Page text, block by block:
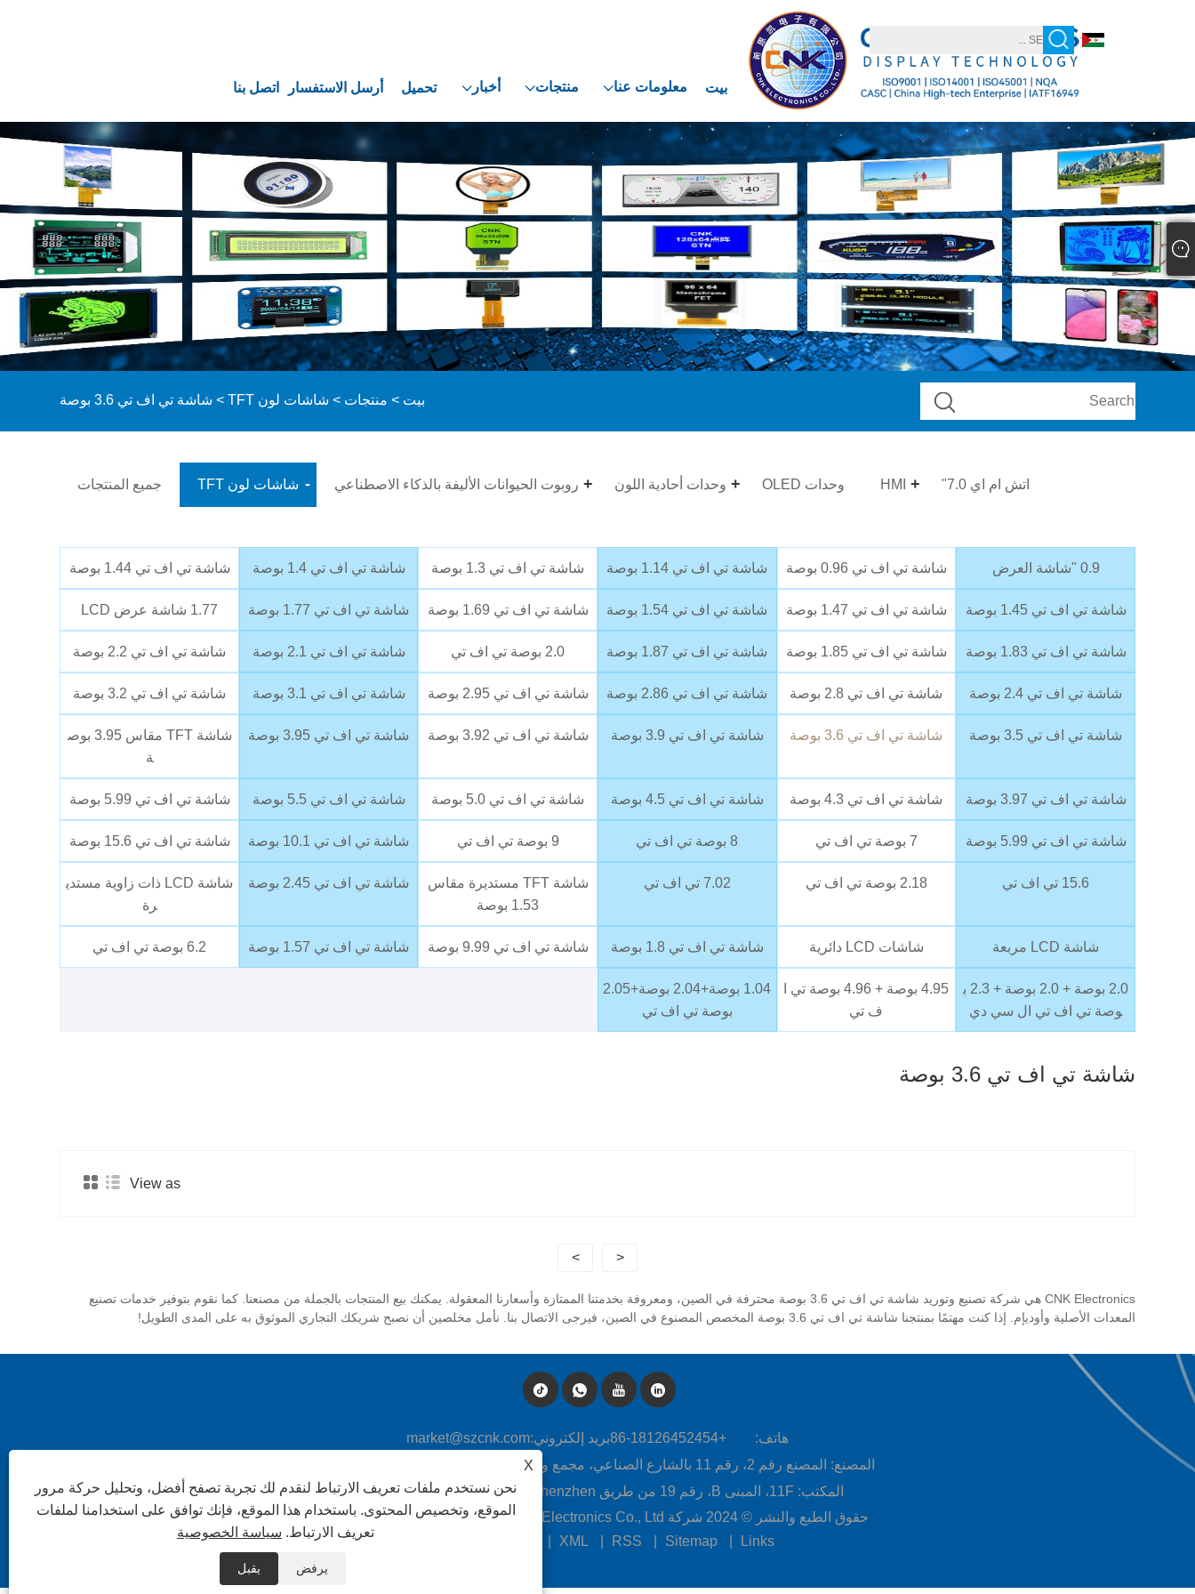
بيت معلومات عنا منتجات أخبار تحميل أرسل الاستفسار اتصل بنا
بيت > منتجات > شاشات لون TFT > شاشة تي اف تي 3.6 بوصة
جميع المنتجات شاشات لون TFT روبوت الحيوانات الأليفة بالذكاء الاصطناعي وحدات أحادية اللون وحدات OLED HMI اتش ام اي 7.0"
0.9 "شاشة العرض شاشة تي اف تي 0.96 بوصة شاشة تي اف تي 1.14 بوصة شاشة تي اف تي 1.3 بوصة شاشة تي اف تي 1.4 بوصة شاشة تي اف تي 1.44 بوصة
شاشة تي اف تي 1.45 بوصة شاشة تي اف تي 1.47 بوصة شاشة تي اف تي 1.54 بوصة شاشة تي اف تي 1.69 بوصة شاشة تي اف تي 1.77 بوصة 1.77 شاشة عرض LCD
شاشة تي اف تي 1.83 بوصة شاشة تي اف تي 1.85 بوصة شاشة تي اف تي 1.87 بوصة 2.0 بوصة تي اف تي شاشة تي اف تي 2.1 بوصة شاشة تي اف تي 2.2 بوصة
شاشة تي اف تي 2.4 بوصة شاشة تي اف تي 2.8 بوصة شاشة تي اف تي 2.86 بوصة شاشة تي اف تي 2.95 بوصة شاشة تي اف تي 3.1 بوصة شاشة تي اف تي 3.2 بوصة
شاشة تي اف تي 3.5 بوصة شاشة تي اف تي 3.6 بوصة شاشة تي اف تي 3.9 بوصة شاشة تي اف تي 3.92 بوصة شاشة تي اف تي 3.95 بوصة
شاشة TFT مقاس 3.95 بوص
ة
شاشة تي اف تي 3.97 بوصة شاشة تي اف تي 4.3 بوصة شاشة تي اف تي 4.5 بوصة شاشة تي اف تي 5.0 بوصة شاشة تي اف تي 5.5 بوصة شاشة تي اف تي 5.99 بوصة
شاشة تي اف تي 5.99 بوصة 7 بوصة تي اف تي 8 بوصة تي اف تي 9 بوصة تي اف تي شاشة تي اف تي 10.1 بوصة شاشة تي اف تي 15.6 بوصة
15.6 تي اف تي 2.18 بوصة تي اف تي 7.02 تي اف تي
شاشة TFT مستديرة مقاس
1.53 بوصة
شاشة تي اف تي 2.45 بوصة
شاشة LCD ذات زاوية مستدي
رة
شاشة LCD مربعة شاشات LCD دائرية شاشة تي اف تي 1.8 بوصة شاشة تي اف تي 9.99 بوصة شاشة تي اف تي 1.57 بوصة 6.2 بوصة تي اف تي
2.0 بوصة + 2.0 بوصة + 2.3 ب
وصة تي اف تي ال سي دي
4.95 بوصة + 4.96 بوصة تي ا
ف تي
1.04 بوصة+2.04 بوصة+2.05
بوصة تي اف تي
شاشة تي اف تي 3.6 بوصة
View as
<
>
CNK Electronics هي شركة تصنيع وتوريد شاشة تي اف تي 3.6 بوصة محترفة في الصين، ومعروفة بخدمتنا الممتازة وأسعارنا المعقولة. يمكنك بيع المنتجات بالجملة من مصنعنا. كما نقوم بتوفير خدمات تصنيع
المعدات الأصلية وأوديإم. إذا كنت مهتمًا بمنتجنا شاشة تي اف تي 3.6 بوصة المخصص المصنوع في الصين، فيرجى الاتصال بنا. نأمل مخلصين أن نصبح شريكك التجاري الموثوق به على المدى الطويل!
هاتف: +86-18126452454 بريد إلكتروني:market@szcnk.com
المصنع: المصنع رقم 2، رقم 11 بالشارع الصناعي، مجمع ووبينغ الصناعي، لونغيان فوجيان، الصين
المكتب: 11F، المبنى B، رقم 19 من طريق Jinxiu Mid، Pingshan Shenzhen، الصين
حقوق الطبع والنشر © 2024 شركة Fujian CNK Electronics Co., Ltd. جميع الحقوق محفوظة
Links
Sitemap
RSS
XML
X
نحن نستخدم ملفات تعريف الارتباط لنقدم لك تجربة تصفح أفضل، وتحليل حركة مرور
الموقع، وتخصيص المحتوى. باستخدام هذا الموقع، فإنك توافق على استخدامنا لملفات
تعريف الارتباط. سياسة الخصوصية
يرفض يقبل